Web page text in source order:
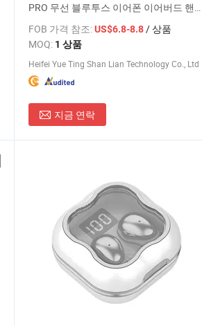
PRO 무선 블루투스 이어폰 이어버드 핸즈
프리 인이어 TWS 헤드폰 이어팟 PRO 트
루 무선 스테레오 이어폰
FOB 가격 참조:US$6.8-8.8/ 상품
MOQ: 1 상품
Heifei Yue Ting Shan Lian Technology Co., Ltd
지금 연락